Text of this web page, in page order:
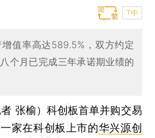
T中
值率高达589.5%，双方约定
个月已完成三年承诺期业绩的
张榆） 科创板首单并购交易
家在科创板上市的华兴源创